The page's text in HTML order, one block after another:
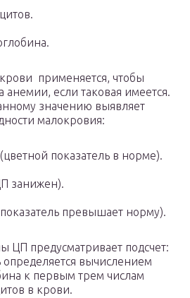
применяется, чтобы
анемии, если таковая имеется.
значению выявляет
малокровия:
показатель в норме).
занижен).
превышает норму).
ЦП предусматривает подсчет:
определяется вычислением
к первым трем числам
в крови.